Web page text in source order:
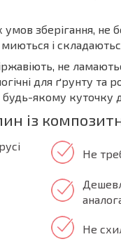
зберігання, не
і
не
для ґрунту та
якому куточку
із
Не
Не